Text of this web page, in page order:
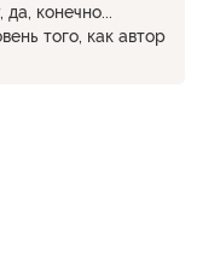
конечно...
того, как автор